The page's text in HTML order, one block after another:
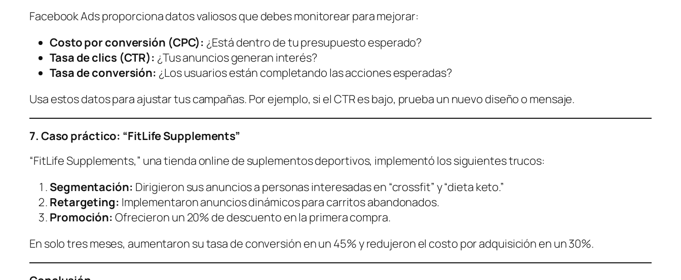
Facebook Ads proporciona datos valiosos que debes monitorear para mejorar:
Costo por conversión (CPC): ¿Está dentro de tu presupuesto esperado?
Tasa de clics (CTR): ¿Tus anuncios generan interés?
Tasa de conversión: ¿Los usuarios están completando las acciones esperadas?
Usa estos datos para ajustar tus campañas. Por ejemplo, si el CTR es bajo, prueba un nuevo diseño o mensaje.
7. Caso práctico: “FitLife Supplements”
“FitLife Supplements,” una tienda online de suplementos deportivos, implementó los siguientes trucos:
Segmentación: Dirigieron sus anuncios a personas interesadas en “crossfit” y “dieta keto.”
Retargeting: Implementaron anuncios dinámicos para carritos abandonados.
Promoción: Ofrecieron un 20% de descuento en la primera compra.
En solo tres meses, aumentaron su tasa de conversión en un 45% y redujeron el costo por adquisición en un 30%.